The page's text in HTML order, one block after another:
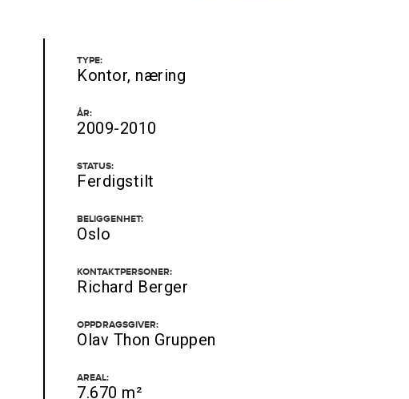
TYPE:
Kontor, næring
ÅR:
2009-2010
STATUS:
Ferdigstilt
BELIGGENHET:
Oslo
KONTAKTPERSONER:
Richard Berger
OPPDRAGSGIVER:
Olav Thon Gruppen
AREAL:
7.670 m²